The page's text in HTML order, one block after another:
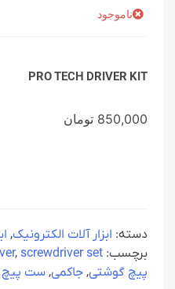
ناموجود
PRO TECH DRIVER KIT
850,000 تومان
دسته: ابزار آلات الکترونیک,
برچسب:
, screwdriver set
پیچ گوشتی, جاکمی, ست پیچ